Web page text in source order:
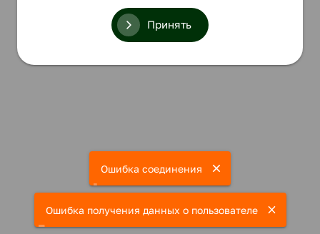
Ошибка соединения
Ошибка получения данных о пользователе
Принять